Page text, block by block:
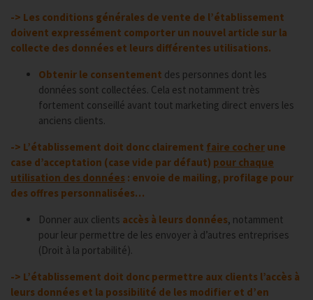
-> Les conditions générales de vente de l’établissement
doivent expressément comporter un nouvel article sur la
collecte des données et leurs différentes utilisations.
Obtenir le consentement des personnes dont les
données sont collectées. Cela est notamment très
fortement conseillé avant tout marketing direct envers les
anciens clients.
-> L’établissement doit donc clairement faire cocher une
case d’acceptation (case vide par défaut) pour chaque
utilisation des données : envoie de mailing, profilage pour
des offres personnalisées…
Donner aux clients accès à leurs données, notamment
pour leur permettre de les envoyer à d’autres entreprises
(Droit à la portabilité).
-> L’établissement doit donc permettre aux clients l’accès à
leurs données et la possibilité de les modifier et d’en